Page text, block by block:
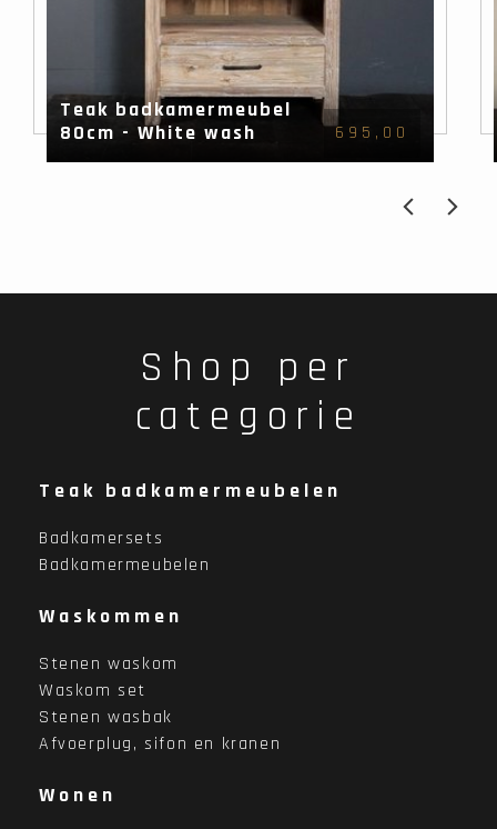
Teak badkamermeubel
80cm - White wash
695,00
Shop per
categorie
Teak badkamermeubelen
Badkamersets
Badkamermeubelen
Waskommen
Stenen waskom
Waskom set
Stenen wasbak
Afvoerplug, sifon en kranen
Wonen